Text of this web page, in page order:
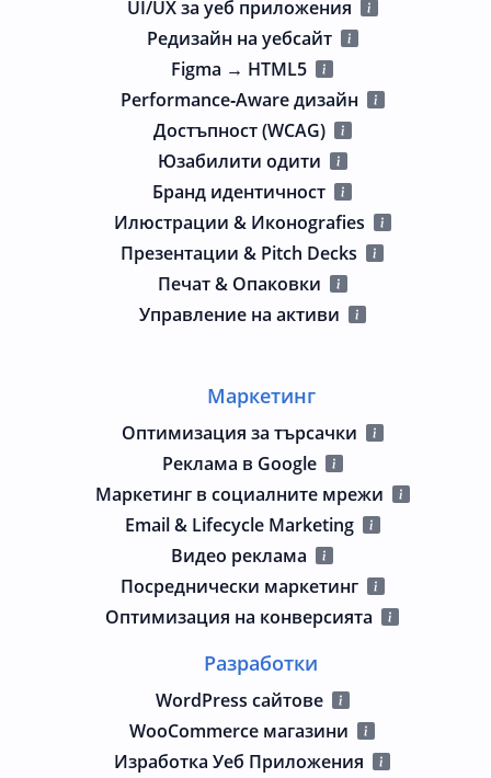
UI/UX за уеб приложения
Редизайн на уебсайт
Figma → HTML5
Performance‑Aware дизайн
Достъпност (WCAG)
Юзабилити одити
Бранд идентичност
Илюстрации & Иконografies
Презентации & Pitch Decks
Печат & Опаковки
Управление на активи
Маркетинг
Оптимизация за търсачки
Реклама в Google
Маркетинг в социалните мрежи
Email & Lifecycle Marketing
Видео реклама
Посреднически маркетинг
Оптимизация на конверсията
Разработки
WordPress сайтове
WooCommerce магазини
Изработка Уеб Приложения